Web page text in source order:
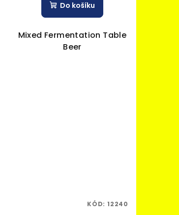
Do košíku
Mixed Fermentation Table
Beer
KÓD: 12240